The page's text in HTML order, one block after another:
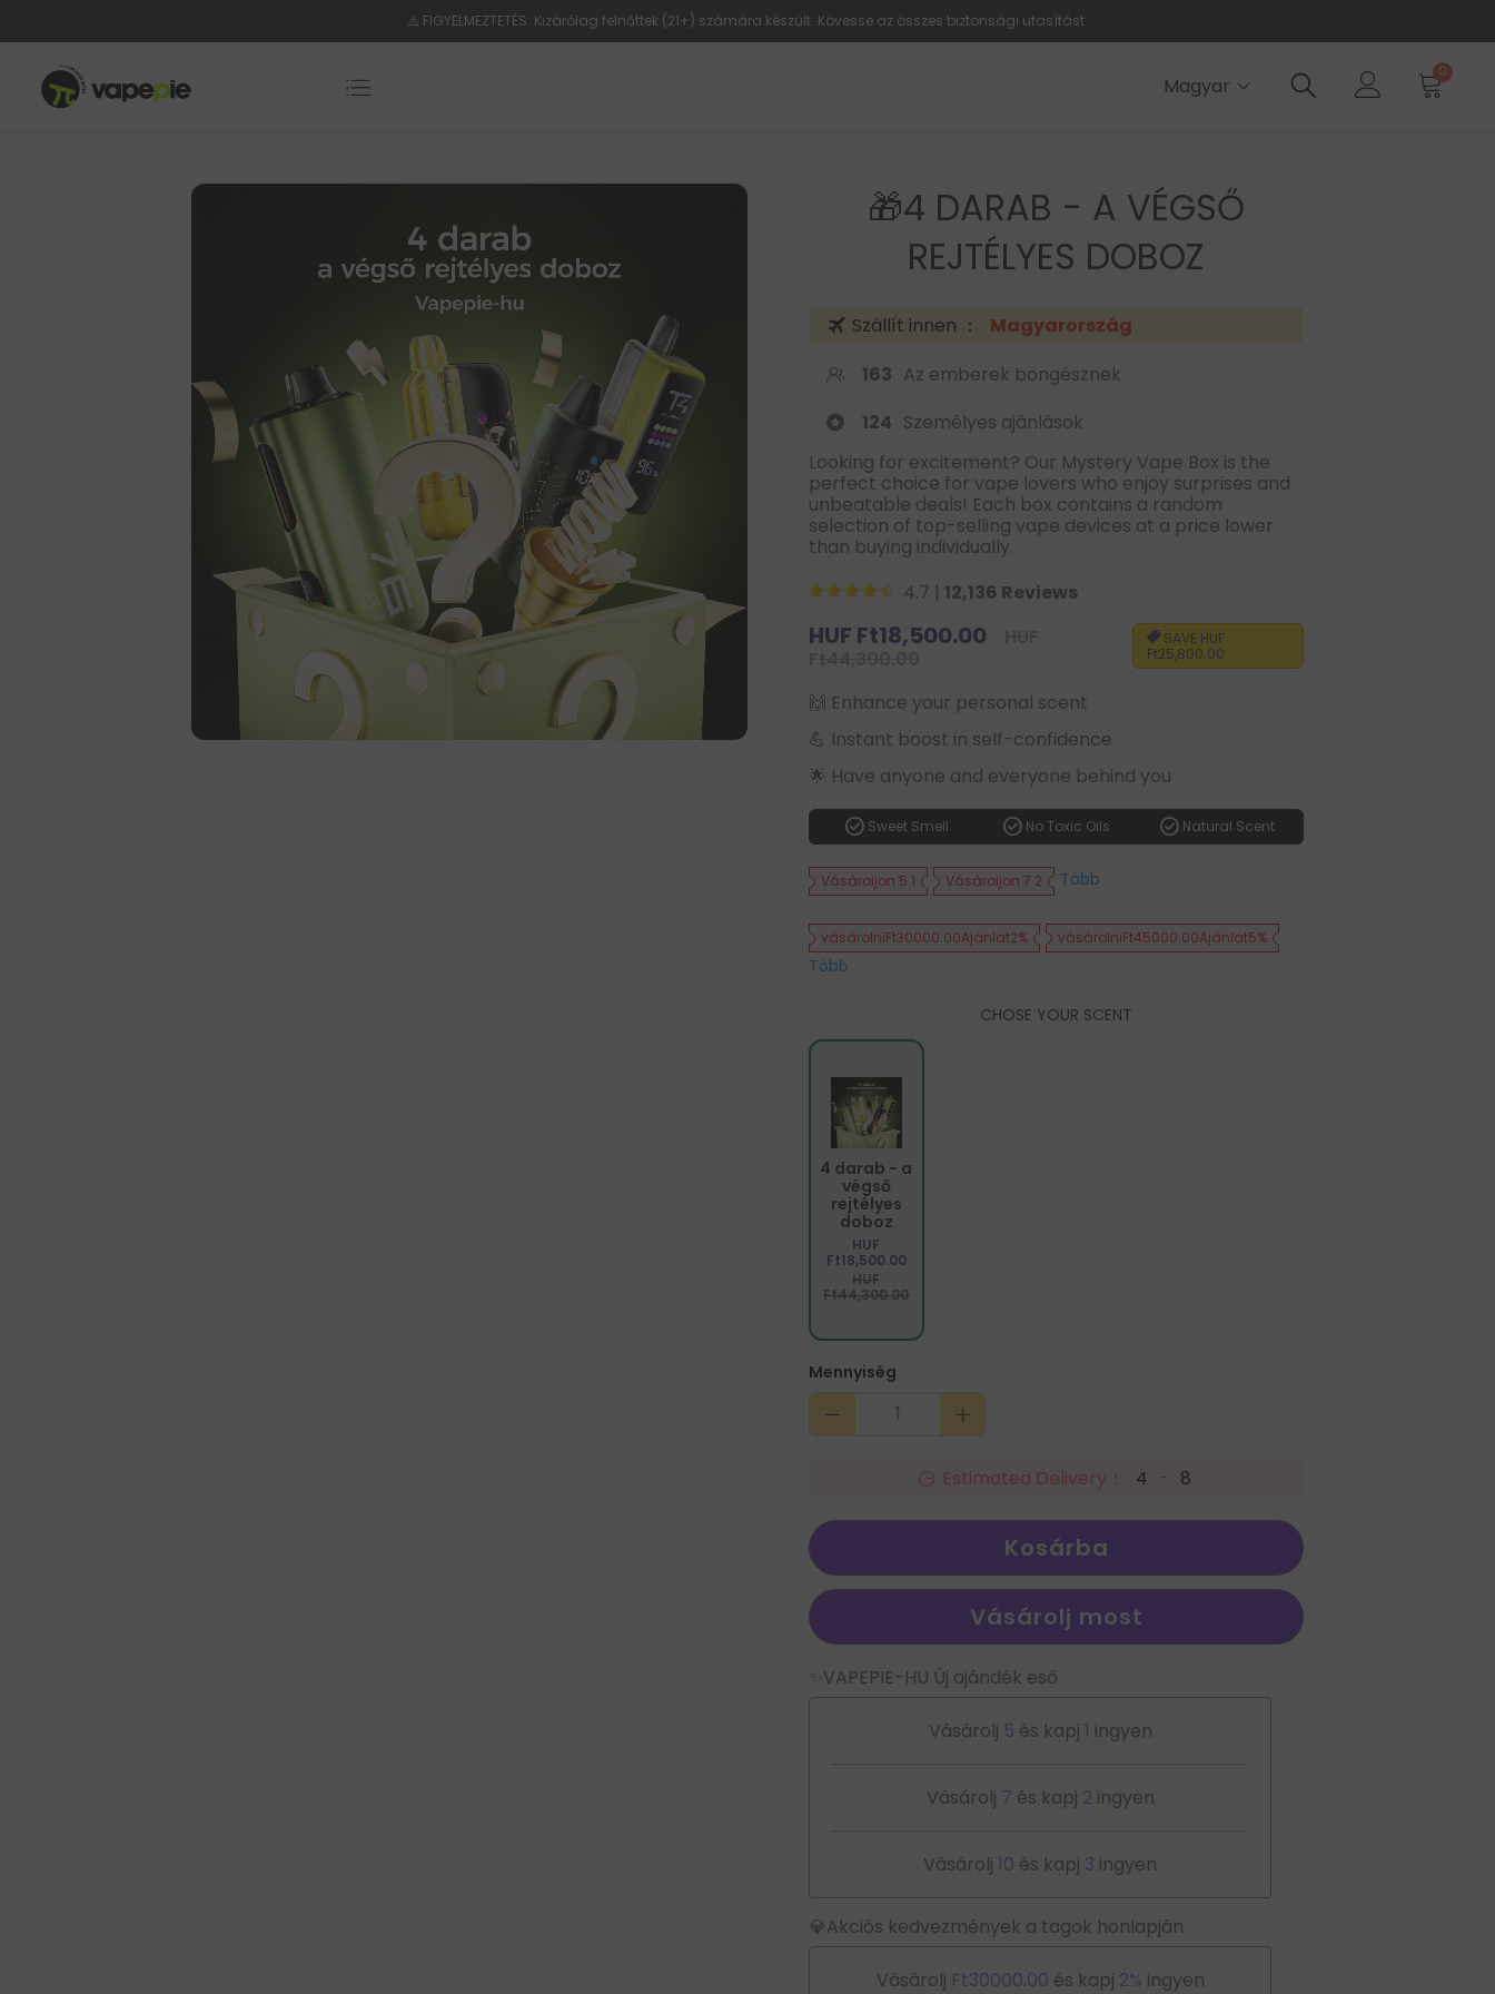
⚠️ FIGYELMEZTETÉS: Kizárólag felnőttek (21+) számára készült. Kövesse az összes biztonsági utasítást.
Magyar
0
🎁4 DARAB - A VÉGSŐ
REJTÉLYES DOBOZ
Szállít innen ：
Magyarország
163 Az emberek böngésznek
124 Személyes ajánlások
Looking for excitement? Our Mystery Vape Box is the
perfect choice for vape lovers who enjoy surprises and
unbeatable deals! Each box contains a random
selection of top-selling vape devices at a price lower
than buying individually.
4.7 | 12,136 Reviews
Sale
price
HUF Ft18,500.00 SAVE HUF
Ft25,800.00
🙌 Enhance your personal scent
💪 Instant boost in self-confidence
🌟 Have anyone and everyone behind you
check_circle Sweet Smell check_circle No Toxic Oils check_circle Natural Scent
Vásároljon 5 1 Vásároljon 7 2 Több
vásárolniFt30000.00Ajánlat2% vásárolniFt45000.00Ajánlat5%
Több
CHOSE YOUR SCENT
4 darab - a
végső
rejtélyes
doboz
HUF
Ft18,500.00
HUF
Ft44,300.00
Mennyiség
Estimated Delivery： 4 - 8
Kosárba
Vásárolj most
✨VAPEPIE-HU Új ajándék eső
Vásárolj 5 és kapj 1 ingyen
Vásárolj 7 és kapj 2 ingyen
Vásárolj 10 és kapj 3 ingyen
💎Akciós kedvezmények a tagok honlapján
Vásárolj Ft30000.00 és kapj 2% ingyen